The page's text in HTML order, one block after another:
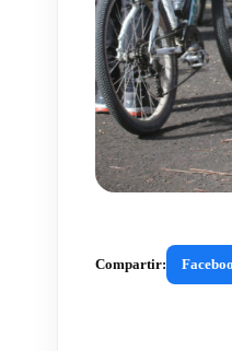
Compartir: